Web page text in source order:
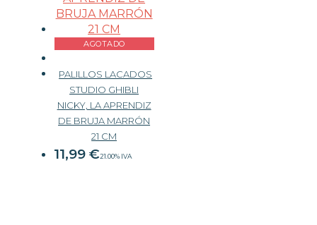
AGOTADO
PALILLOS LACADOS
STUDIO GHIBLI
NICKY, LA APRENDIZ
DE BRUJA MARRÓN
21 CM
11,99 €21.00% IVA